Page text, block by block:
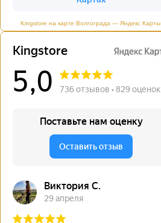
Kingstore на карте Волгограда — Яндекс Карты